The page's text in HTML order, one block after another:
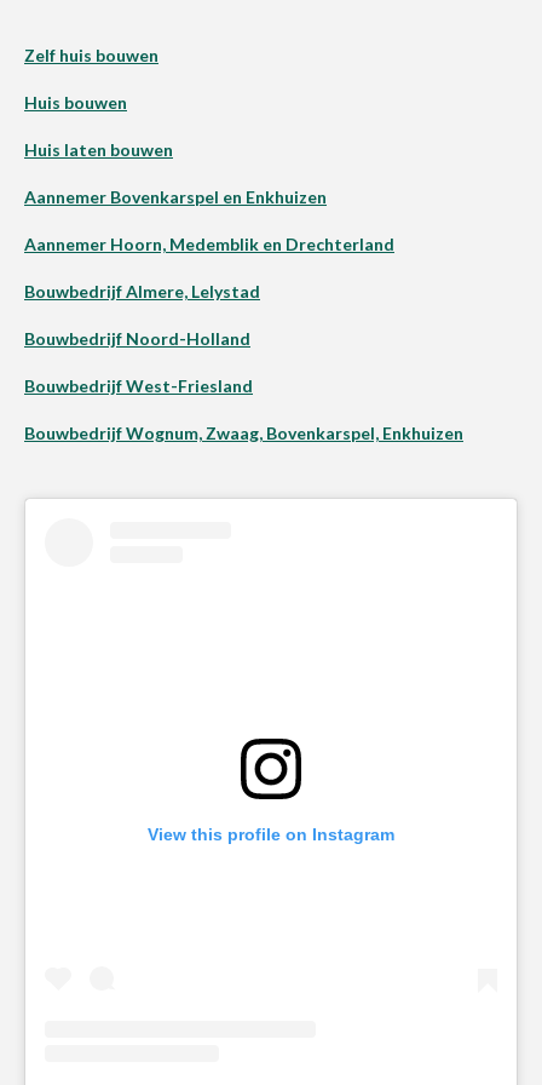
Zelf huis bouwen
Huis bouwen
Huis laten bouwen
Aannemer Bovenkarspel en Enkhuizen
Aannemer Hoorn, Medemblik en Drechterland
Bouwbedrijf Almere, Lelystad
Bouwbedrijf Noord-Holland
Bouwbedrijf West-Friesland
Bouwbedrijf Wognum, Zwaag, Bovenkarspel, Enkhuizen
View this profile on Instagram